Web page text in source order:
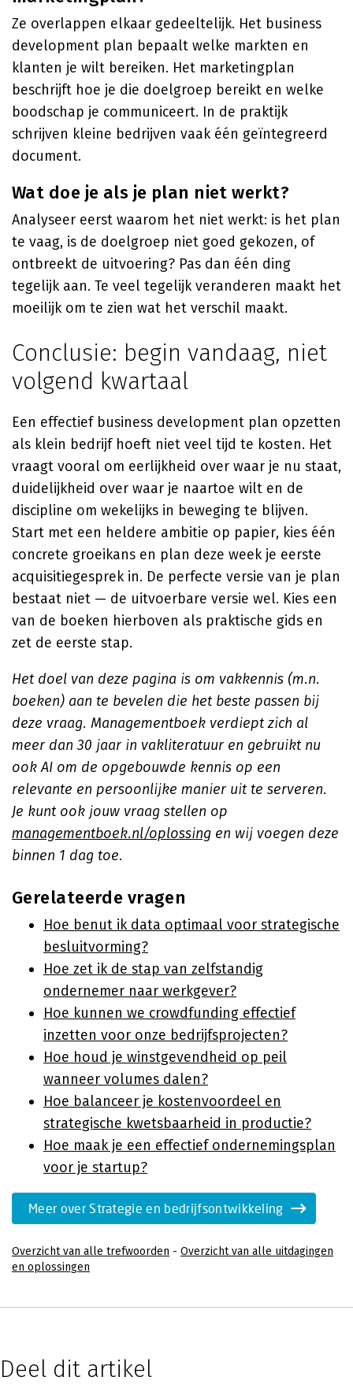
Ze overlappen elkaar gedeeltelijk. Het business
development plan bepaalt welke markten en
klanten je wilt bereiken. Het marketingplan
beschrijft hoe je die doelgroep bereikt en welke
boodschap je communiceert. In de praktijk
schrijven kleine bedrijven vaak één geïntegreerd
document.
Wat doe je als je plan niet werkt?
Analyseer eerst waarom het niet werkt: is het plan
te vaag, is de doelgroep niet goed gekozen, of
ontbreekt de uitvoering? Pas dan één ding
tegelijk aan. Te veel tegelijk veranderen maakt het
moeilijk om te zien wat het verschil maakt.
Conclusie: begin vandaag, niet
volgend kwartaal
Een effectief business development plan opzetten
als klein bedrijf hoeft niet veel tijd te kosten. Het
vraagt vooral om eerlijkheid over waar je nu staat,
duidelijkheid over waar je naartoe wilt en de
discipline om wekelijks in beweging te blijven.
Start met een heldere ambitie op papier, kies één
concrete groeikans en plan deze week je eerste
acquisitiegesprek in. De perfecte versie van je plan
bestaat niet — de uitvoerbare versie wel. Kies een
van de boeken hierboven als praktische gids en
zet de eerste stap.
Het doel van deze pagina is om vakkennis (m.n.
boeken) aan te bevelen die het beste passen bij
deze vraag. Managementboek verdiept zich al
meer dan 30 jaar in vakliteratuur en gebruikt nu
ook AI om de opgebouwde kennis op een
relevante en persoonlijke manier uit te serveren.
Je kunt ook jouw vraag stellen op
managementboek.nl/oplossing en wij voegen deze
binnen 1 dag toe.
Gerelateerde vragen
Hoe benut ik data optimaal voor strategische
besluitvorming?
Hoe zet ik de stap van zelfstandig
ondernemer naar werkgever?
Hoe kunnen we crowdfunding effectief
inzetten voor onze bedrijfsprojecten?
Hoe houd je winstgevendheid op peil
wanneer volumes dalen?
Hoe balanceer je kostenvoordeel en
strategische kwetsbaarheid in productie?
Hoe maak je een effectief ondernemingsplan
voor je startup?
Meer over Strategie en bedrijfsontwikkeling
Overzicht van alle trefwoorden - Overzicht van alle uitdagingen
en oplossingen
Deel dit artikel